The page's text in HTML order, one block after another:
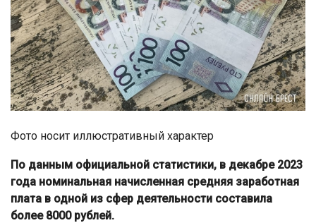
Фото носит иллюстративный характер
По данным официальной статистики, в декабре 2023
года номинальная начисленная средняя заработная
плата в одной из сфер деятельности составила
более 8000 рублей.